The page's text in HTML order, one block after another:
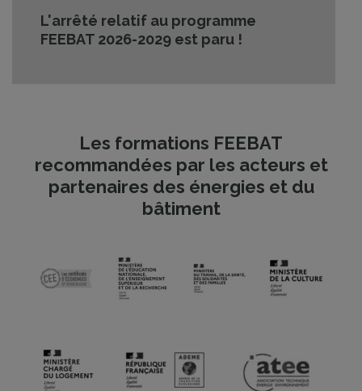
L'arrêté relatif au programme
FEEBAT 2026-2029 est paru !
Les formations FEEBAT
recommandées par les acteurs et
partenaires des énergies et du
bâtiment